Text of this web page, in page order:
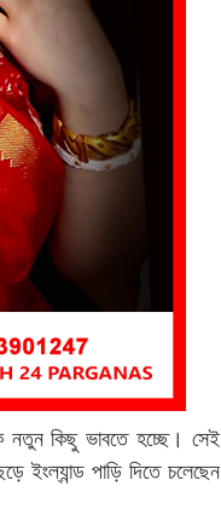
নতুন কিছু ভাবতে হচ্ছে। সেই
ইংল্যান্ড পাড়ি দিতে চলেছেন